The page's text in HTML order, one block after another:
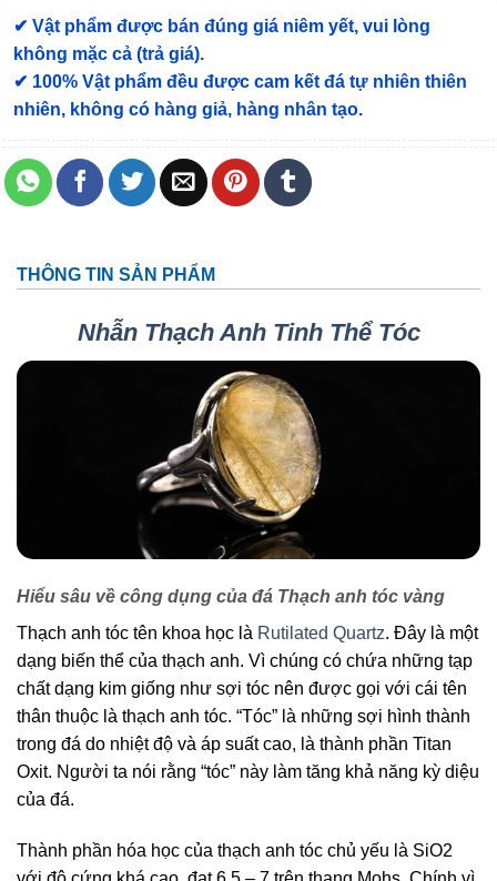
✔ Vật phẩm được bán đúng giá niêm yết, vui lòng
không mặc cả (trả giá).
✔ 100% Vật phẩm đều được cam kết đá tự nhiên thiên
nhiên, không có hàng giả, hàng nhân tạo.
THÔNG TIN SẢN PHẨM
Nhẫn Thạch Anh Tinh Thể Tóc
Hiểu sâu về công dụng của đá Thạch anh tóc vàng
Thạch anh tóc tên khoa học là Rutilated Quartz. Đây là một
dạng biến thể của thạch anh. Vì chúng có chứa những tạp
chất dạng kim giống như sợi tóc nên được gọi với cái tên
thân thuộc là thạch anh tóc. “Tóc” là những sợi hình thành
trong đá do nhiệt độ và áp suất cao, là thành phần Titan
Oxit. Người ta nói rằng “tóc” này làm tăng khả năng kỳ diệu
của đá.
Thành phần hóa học của thạch anh tóc chủ yếu là SiO2